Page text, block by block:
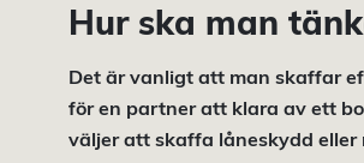
Hur ska man
Det är vanligt att man skaffar
för en partner att klara av ett
väljer att skaffa låneskydd